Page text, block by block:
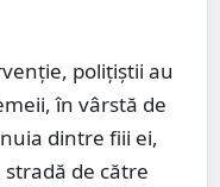
polițiștii au
în vârstă de
dintre fiii ei,
de către